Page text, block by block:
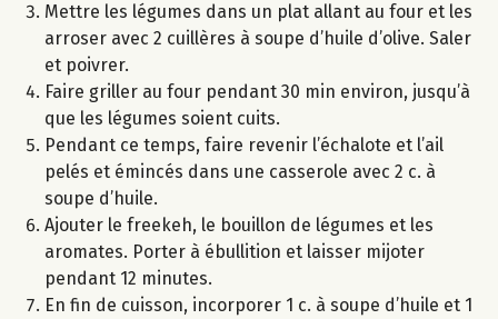
Mettre les légumes dans un plat allant au four et les
arroser avec 2 cuillères à soupe d’huile d’olive. Saler
et poivrer.
Faire griller au four pendant 30 min environ, jusqu’à
que les légumes soient cuits.
Pendant ce temps, faire revenir l’échalote et l’ail
pelés et émincés dans une casserole avec 2 c. à
soupe d’huile.
Ajouter le freekeh, le bouillon de légumes et les
aromates. Porter à ébullition et laisser mijoter
pendant 12 minutes.
En fin de cuisson, incorporer 1 c. à soupe d’huile et 1